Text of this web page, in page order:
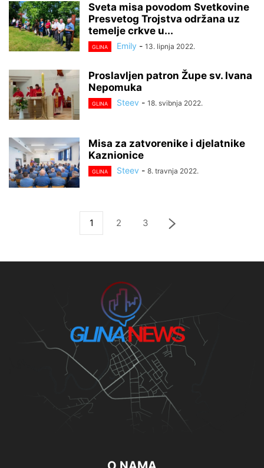
Sveta misa povodom Svetkovine
Presvetog Trojstva održana uz
temelje crkve u...
GLINA Emily - 13. lipnja 2022.
Proslavljen patron Župe sv. Ivana
Nepomuka
GLINA Steev - 18. svibnja 2022.
Misa za zatvorenike i djelatnike
Kaznionice
GLINA Steev - 8. travnja 2022.
1 2 3